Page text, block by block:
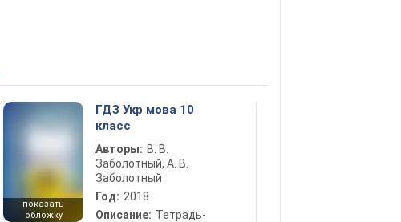
показать
обложку
ГДЗ Укр мова 10
класс
Авторы: В. В.
Заболотный, А. В.
Заболотный
Год: 2018
Описание: Тетрадь-